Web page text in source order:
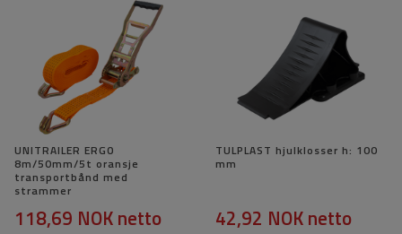
UNITRAILER ERGO
8m/50mm/5t oransje
transportbånd med
strammer
118,69 NOKnetto
TULPLAST hjulklosser h: 100
mm
42,92 NOKnetto